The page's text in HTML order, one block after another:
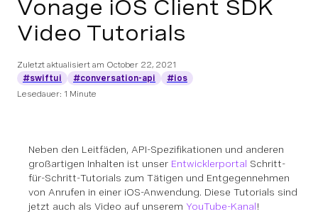
Vonage iOS Client SDK
Video Tutorials
Zuletzt aktualisiert am October 22, 2021
#swiftui
#conversation-api
#ios
Lesedauer: 1 Minute
Neben den Leitfäden, API-Spezifikationen und anderen
großartigen Inhalten ist unser Entwicklerportal Schritt-
für-Schritt-Tutorials zum Tätigen und Entgegennehmen
von Anrufen in einer iOS-Anwendung. Diese Tutorials sind
jetzt auch als Video auf unserem YouTube-Kanal!